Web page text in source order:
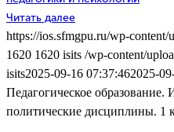
Читать далее
https://ios.sfmgpu.ru/wp-
1620 1620 isits /wp-content/
isits2025-09-16 07:37:462025-
Педагогическое образование.
политические дисциплины. 1